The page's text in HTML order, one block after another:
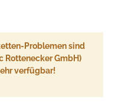
Problemen sind
Rottenecker GmbH)
verfügbar!